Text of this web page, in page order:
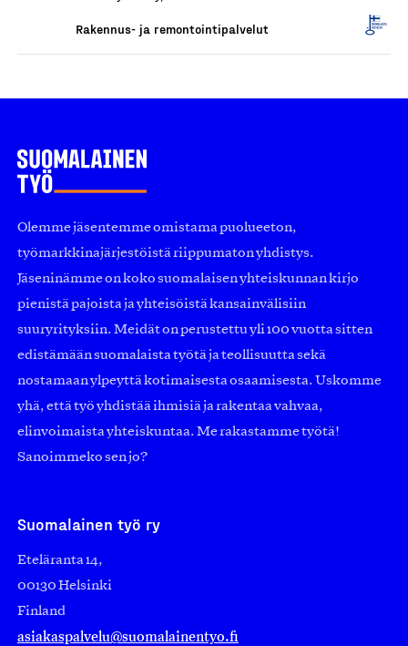
Rakennus- ja remontointipalvelut
Olemme jäsentemme omistama puolueeton,
työmarkkinajärjestöistä riippumaton yhdistys.
Jäseninämme on koko suomalaisen yhteiskunnan kirjo
pienistä pajoista ja yhteisöistä kansainvälisiin
suuryrityksiin. Meidät on perustettu yli 100 vuotta sitten
edistämään suomalaista työtä ja teollisuutta sekä
nostamaan ylpeyttä kotimaisesta osaamisesta. Uskomme
yhä, että työ yhdistää ihmisiä ja rakentaa vahvaa,
elinvoimaista yhteiskuntaa. Me rakastamme työtä!
Sanoimmeko sen jo?
Suomalainen työ ry
Eteläranta 14,
00130 Helsinki
Finland
asiakaspalvelu@suomalainentyo.fi